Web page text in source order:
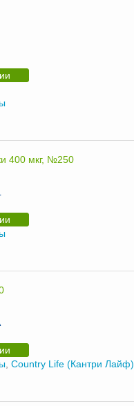
400 мкг, №250
Country Life (Кантри Лайф)